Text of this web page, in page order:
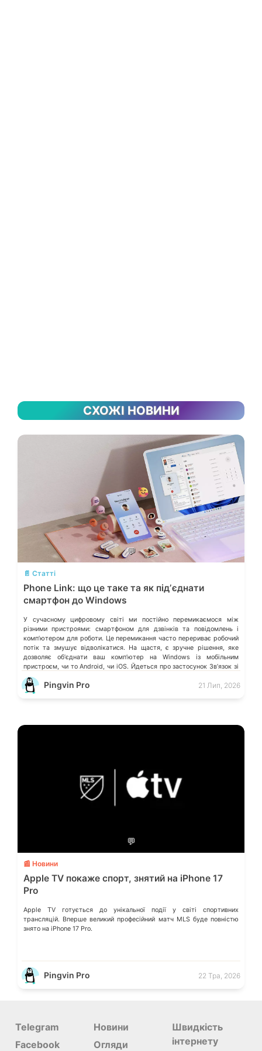
СХОЖІ НОВИНИ
💬
📄 Статті
Phone Link: що це таке та як підʼєднати
смартфон до Windows
У сучасному цифровому світі ми постійно перемикаємося між
різними пристроями: смартфоном для дзвінків та повідомлень і
компʼютером для роботи. Це перемикання часто перериває робочий
потік та змушує відволікатися. На щастя, є зручне рішення, яке
дозволяє обʼєднати ваш компʼютер на Windows із мобільним
пристроєм, чи то Android, чи iOS. Йдеться про застосунок Звʼязок зі
смартфоном (Phone Link) від Microsoft, що перетворює ваш ПК на
своєрідний «міст» до функцій смартфона.
Pingvin Pro 21 Лип, 2026
💬
📰 Новини
Apple TV покаже спорт, знятий на iPhone 17
Pro
Apple TV готується до унікальної події у світі спортивних
трансляцій. Вперше великий професійний матч MLS буде повністю
знято на iPhone 17 Pro.
Pingvin Pro 22 Тра, 2026
Telegram
Facebook
Новини
Огляди
Швидкість
інтернету